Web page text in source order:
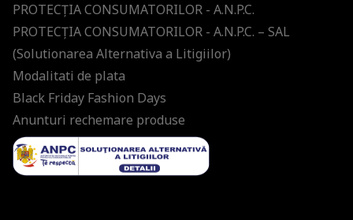
PROTECŢIA CONSUMATORILOR - A.N.P.C.
PROTECŢIA CONSUMATORILOR - A.N.P.C. – SAL
(Solutionarea Alternativa a Litigiilor)
Modalitati de plata
Black Friday Fashion Days
Anunturi rechemare produse